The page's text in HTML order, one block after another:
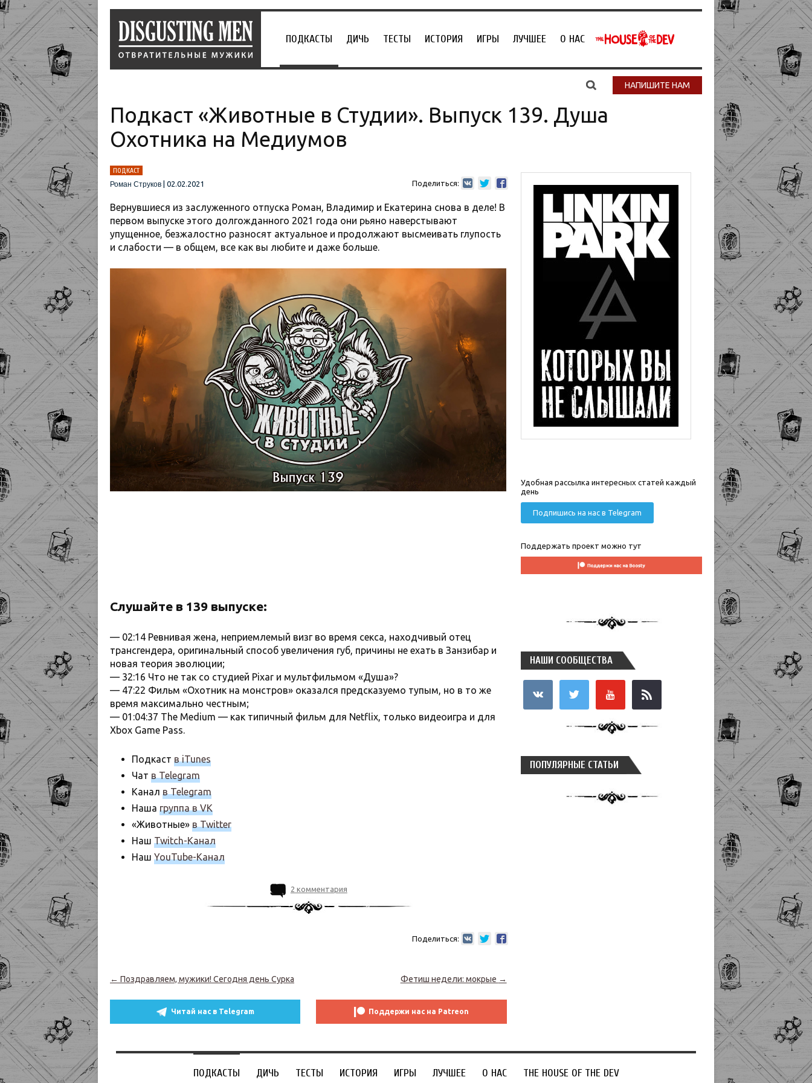
ПОДКАСТЫ ДИЧЬ ТЕСТЫ ИСТОРИЯ ИГРЫ ЛУЧШЕЕ О НАС
НАПИШИТЕ НАМ
Подкаст «Животные в Студии». Выпуск 139. Душа
Охотника на Медиумов
ПОДКАСТ
Роман Струков
02.02.2021 Поделиться:
Вернувшиеся из заслуженного отпуска Роман, Владимир и Екатерина снова в деле! В
первом выпуске этого долгожданного 2021 года они рьяно наверстывают
упущенное, безжалостно разносят актуальное и продолжают высмеивать глупость
и слабости — в общем, все как вы любите и даже больше.
Слушайте в 139 выпуске:
— 02:14 Ревнивая жена, неприемлемый визг во время секса, находчивый отец
трансгендера, оригинальный способ увеличения губ, причины не ехать в Занзибар и
новая теория эволюции;
— 32:16 Что не так со студией Pixar и мультфильмом «Душа»?
— 47:22 Фильм «Охотник на монстров» оказался предсказуемо тупым, но в то же
время максимально честным;
— 01:04:37 The Medium — как типичный фильм для Netflix, только видеоигра и для
Xbox Game Pass.
Подкаст в iTunes
Чат в Telegram
Канал в Telegram
Наша группа в VK
«Животные» в Twitter
Наш Twitch-Канал
Наш YouTube-Канал
2 комментария
Поделиться:
Навигация по записям
← Поздравляем, мужики! Сегодня день Сурка Фетиш недели: мокрые →
Читай нас в Telegram Поддержи нас на Patreon
Удобная рассылка интересных статей каждый
день
Подпишись на нас в Telegram
Поддержать проект можно тут
НАШИ СООБЩЕСТВА
ПОПУЛЯРНЫЕ СТАТЬИ
ПОДКАСТЫ ДИЧЬ ТЕСТЫ ИСТОРИЯ ИГРЫ ЛУЧШЕЕ О НАС THE HOUSE OF THE DEV